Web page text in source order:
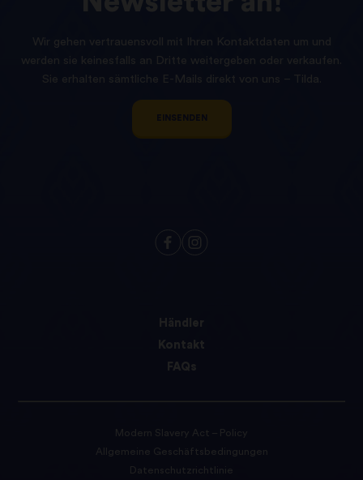
Wir gehen vertrauensvoll mit Ihren Kontaktdaten um und
werden sie keinesfalls an Dritte weitergeben oder verkaufen.
Sie erhalten sämtliche E-Mails direkt von uns – Tilda.
EINSENDEN
Händler
Kontakt
FAQs
Modern Slavery Act – Policy
Allgemeine Geschäftsbedingungen
Datenschutzrichtlinie